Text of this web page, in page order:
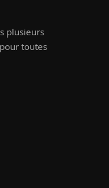
plusieurs
toutes